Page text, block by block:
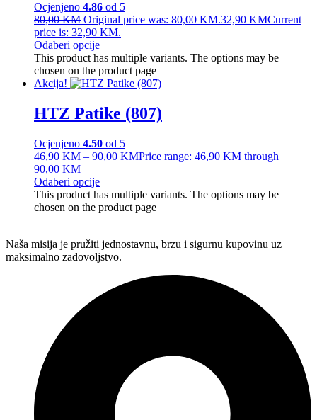
Ocjenjeno 4.86 od 5
80,00KM Original price was: 80,00 KM.32,90 KMCurrent
price is: 32,90 KM.
Odaberi opcije
This product has multiple variants. The options may be
chosen on the product page
Akcija!
HTZ Patike (807)
Ocjenjeno 4.50 od 5
46,90 KM – 90,00 KMPrice range: 46,90 KM through
90,00 KM
Odaberi opcije
This product has multiple variants. The options may be
chosen on the product page
Naša misija je pružiti jednostavnu, brzu i sigurnu kupovinu uz
maksimalno zadovoljstvo.